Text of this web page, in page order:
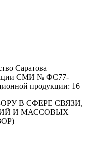
Саратова
СМИ № ФС77-
продукции: 16+
В СФЕРЕ СВЯЗИ,
И МАССОВЫХ